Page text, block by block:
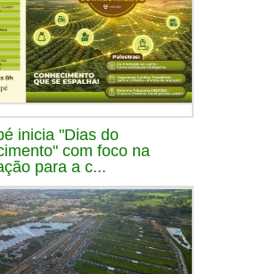
inicia "Dias do
com foco na
para a c...